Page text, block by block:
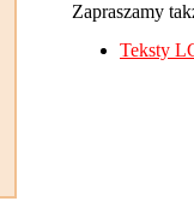
Zapraszamy
Teksty